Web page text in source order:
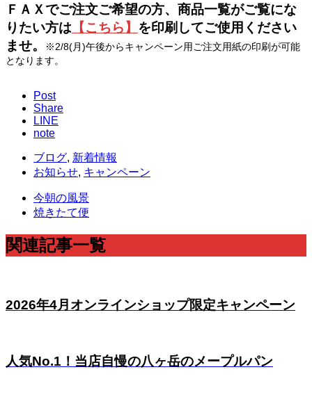
ＦＡＸでご注文ご希望の方、商品一覧がご覧にな
りたい方は 【こちら】 を印刷してご使用ください
ませ。
※2/8(月)午後からキャンペーン用ご注文用紙の印刷が可能
となります。
Post
Share
LINE
note
ブログ, 新着情報
お知らせ, キャンペーン
今朝の風景
焼きたて便
関連記事一覧
2026年4月オンラインショップ限定キャンペーン
人気No.1！当店自慢の八ヶ岳のメープルパン